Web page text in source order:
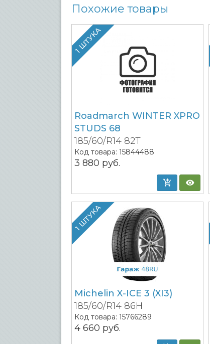
Похожие товары
1 ШТУКА
Roadmarch WINTER XPRO
STUDS 68
185/60/R14 82T
Код товара: 15844488
3 880 руб.
1 ШТУКА
Michelin X-ICE 3 (XI3)
185/60/R14 86H
Код товара: 15766289
4 660 руб.